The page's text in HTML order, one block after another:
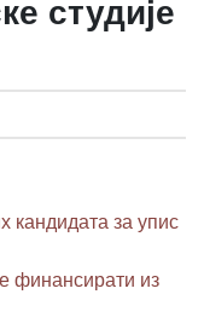
студије
кандидата за упис
финансирати из